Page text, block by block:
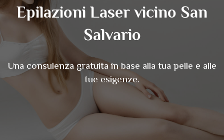
Epilazioni Laser vicino San
Salvario
Una consulenza gratuita in base alla tua pelle e alle
tue esigenze.